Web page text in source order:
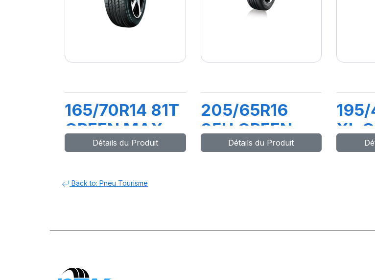
165/70R14 81T
GREEN MAX
ET
Détails du Produit
205/65R16
95H GREEN-
MAXDétails du Produit
195/
XL
Back to: Pneu Tourisme